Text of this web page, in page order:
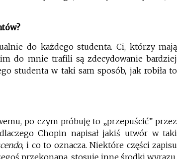
do każdego studenta. Ci, którzy mają
do mnie trafili są zdecydowanie bardziej
studenta w taki sam sposób, jak robiła to
po czym próbuję to „przepuścić” przez
Chopin napisał jakiś utwór w taki
, i co to oznacza. Niektóre części zapisu
przekonana, stosuję inne środki wyrazu,